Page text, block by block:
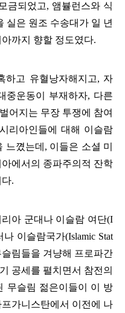
금되었고, 앰뷸런스와 식
실은 원조 수송대가 일 년
까지 향할 정도였다.
하고 유혈낭자해지고, 자
중운동이 부재하자, 다른
어지는 무장 투쟁에 참여
리아인들에 대해 이슬람
느꼈는데 , 이들은 소셜 미
에서의 종파주의적 잔학
다.
아 군대나 이슬람 여단(I
나 이슬람국가(Islamic Stat
림들을 겨냥해 프로파간
공세를 펼치면서 참전의
무슬림 젊은이들이 이 방
가니스탄에서 이전에 나